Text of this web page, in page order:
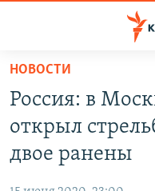
Вернуться
основному
содержанию
Вернутся
главной
ВОДА
НОВОСТИ
Россия: в
открыл
двое ранены